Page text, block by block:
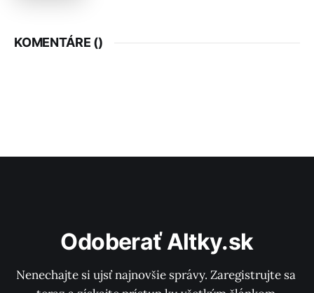
KOMENTÁRE ()
Odoberať Altky.sk
Nenechajte si ujsť najnovšie správy. Zaregistrujte sa